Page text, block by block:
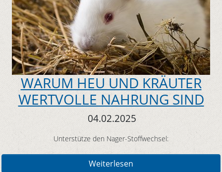
WARUM HEU UND KRÄUTER
WERTVOLLE NAHRUNG SIND
04.02.2025
Unterstütze den Nager-Stoffwechsel:
Weiterlesen